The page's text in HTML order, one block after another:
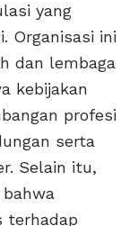
yang
Organisasi ini
dan lembaga
kebijakan
profesi
serta
Selain itu,
bahwa
terhadap